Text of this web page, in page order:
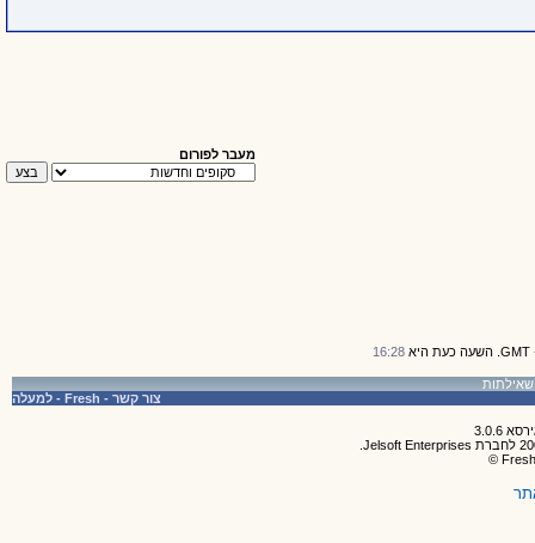
מעבר לפורום
16:28
צור קשר -
Fresh
- למעלה